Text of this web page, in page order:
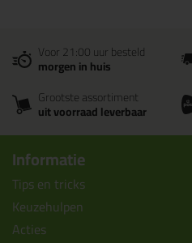
Voor 21:00 uur besteld
morgen in huis
Grootste assortiment
uit voorraad leverbaar
Informatie
Tips en tricks
Keuzehulpen
Acties